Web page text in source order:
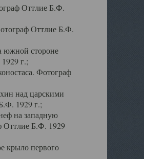
Оттлие Б.Ф.
Оттлие Б.Ф.
южной стороне
г.;
Фотограф
над царскими
1929 г.;
на западную
Оттлие Б.Ф. 1929
крыло первого